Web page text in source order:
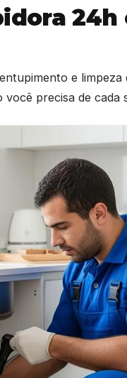
24h
e
precisa de cada